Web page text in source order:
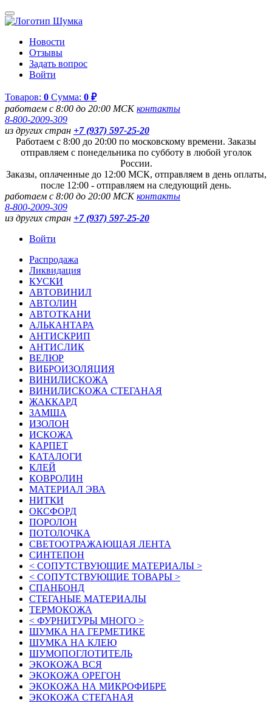
Новости
Отзывы
Задать вопрос
Войти
Товаров: 0 Сумма: 0 ₽
работаем с 8:00 до 20:00 МСКконтакты
8-800-2009-309
из других стран +7 (937) 597-25-20
Работаем с 8:00 до 20:00 по московскому времени. Заказы
отправляем с понедельника по субботу в любой уголок
России.
Заказы, оплаченные до 12:00 МСК, отправляем в день оплаты,
после 12:00 - отправляем на следующий день.
работаем с 8:00 до 20:00 МСКконтакты
8-800-2009-309
из других стран +7 (937) 597-25-20
Войти
Распродажа
Ликвидация
КУСКИ
АВТОВИНИЛ
АВТОЛИН
АВТОТКАНИ
АЛЬКАНТАРА
АНТИСКРИП
АНТИСЛИК
ВЕЛЮР
ВИБРОИЗОЛЯЦИЯ
ВИНИЛИСКОЖА
ВИНИЛИСКОЖА СТЕГАНАЯ
ЖАККАРД
ЗАМША
ИЗОЛОН
ИСКОЖА
КАРПЕТ
КАТАЛОГИ
КЛЕЙ
КОВРОЛИН
МАТЕРИАЛ ЭВА
НИТКИ
ОКСФОРД
ПОРОЛОН
ПОТОЛОЧКА
СВЕТООТРАЖАЮЩАЯ ЛЕНТА
СИНТЕПОН
< СОПУТСТВУЮЩИЕ МАТЕРИАЛЫ >
< СОПУТСТВУЮЩИЕ ТОВАРЫ >
СПАНБОНД
СТЕГАНЫЕ МАТЕРИАЛЫ
ТЕРМОКОЖА
< ФУРНИТУРЫ МНОГО >
ШУМКА НА ГЕРМЕТИКЕ
ШУМКА НА КЛЕЮ
ШУМОПОГЛОТИТЕЛЬ
ЭКОКОЖА ВСЯ
ЭКОКОЖА ОРЕГОН
ЭКОКОЖА НА МИКРОФИБРЕ
ЭКОКОЖА СТЕГАНАЯ